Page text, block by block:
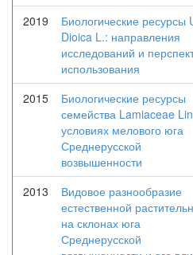
2019
Биологические ресурсы
Dioica L.: направления
исследований и
использования
2015
Биологические ресурсы
семейства Lamiaceae
условиях мелового юга
Среднерусской
возвышенности
2013
Видовое разнообразие
естественной
на склонах юга
Среднерусской